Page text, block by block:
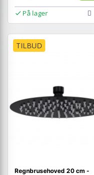
På lager
TILBUD
Regnbrusehoved 20 cm -